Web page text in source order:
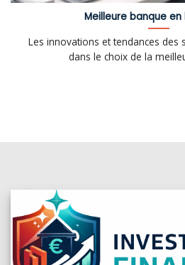
Meilleure banque en
Les innovations et tendances des
dans le choix de la